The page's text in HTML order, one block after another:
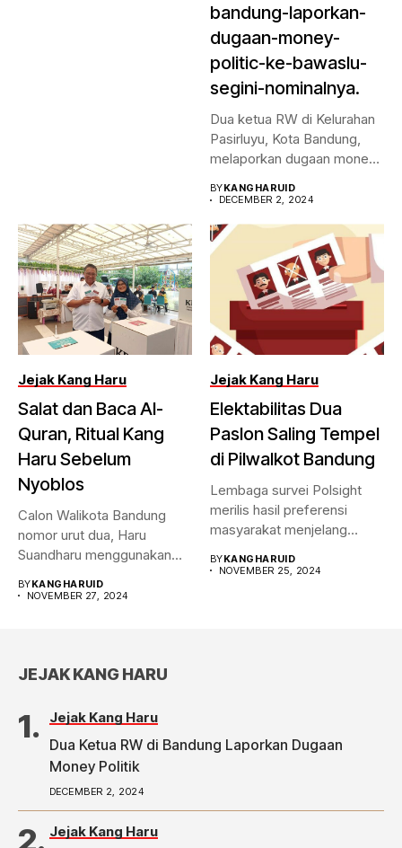
bandung-laporkan-
dugaan-money-
politic-ke-bawaslu-
segini-nominalnya.
Dua ketua RW di Kelurahan
Pasirluyu, Kota Bandung,
melaporkan dugaan money
BYKANGHARUID
DECEMBER 2, 2024
Jejak Kang Haru
Salat dan Baca Al-
Quran, Ritual Kang
Haru Sebelum
Nyoblos
Calon Walikota Bandung
nomor urut dua, Haru
Suandharu menggunakan
BYKANGHARUID
NOVEMBER 27, 2024
Jejak Kang Haru
Elektabilitas Dua
Paslon Saling Tempel
di Pilwalkot Bandung
Lembaga survei Polsight
merilis hasil preferensi
masyarakat menjelang
Hasilnya,...
BYKANGHARUID
NOVEMBER 25, 2024
JEJAK KANG HARU
Jejak Kang Haru
Dua Ketua RW di Bandung Laporkan Dugaan
Money Politik
DECEMBER 2, 2024
Jejak Kang Haru